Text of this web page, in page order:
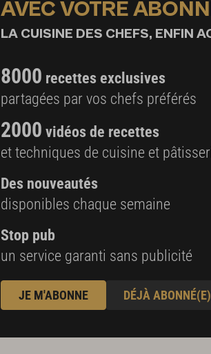
AVEC VOTRE
LA CUISINE DES CHEFS, ENFIN
8000 recettes exclusives
partagées par vos chefs préférés
2000 vidéos de recettes
et techniques de cuisine et
Des nouveautés
disponibles chaque semaine
Stop pub
un service garanti sans publicité
JE M'ABONNE DÉJÀ